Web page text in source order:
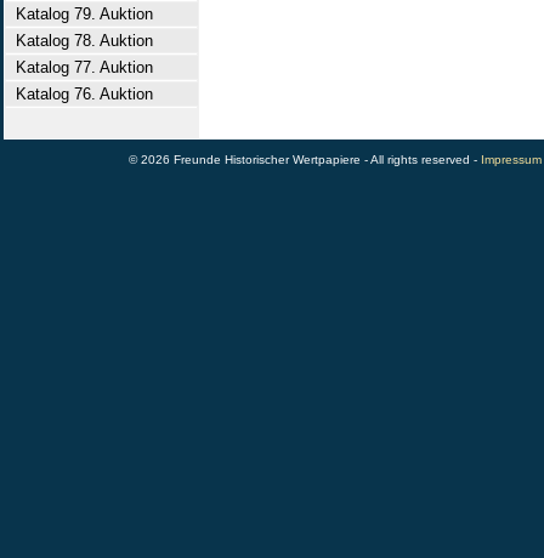
Katalog 79. Auktion
Katalog 78. Auktion
Katalog 77. Auktion
Katalog 76. Auktion
© 2026 Freunde Historischer Wertpapiere - All rights reserved - Impressum